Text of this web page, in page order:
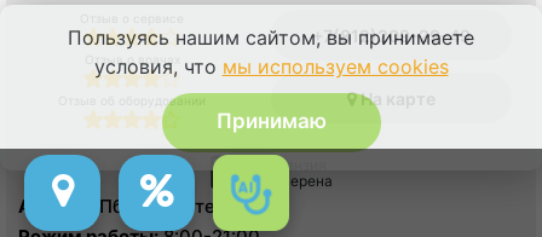
Отзыв об оборудовании
+7(812)209-29-49
На карте
Лицензия
проверена
Адрес:
СПб, ул. Гастелло д 21
Пользуясь нашим сайтом, вы принимаете
условия, что мы используем cookies
Принимаю